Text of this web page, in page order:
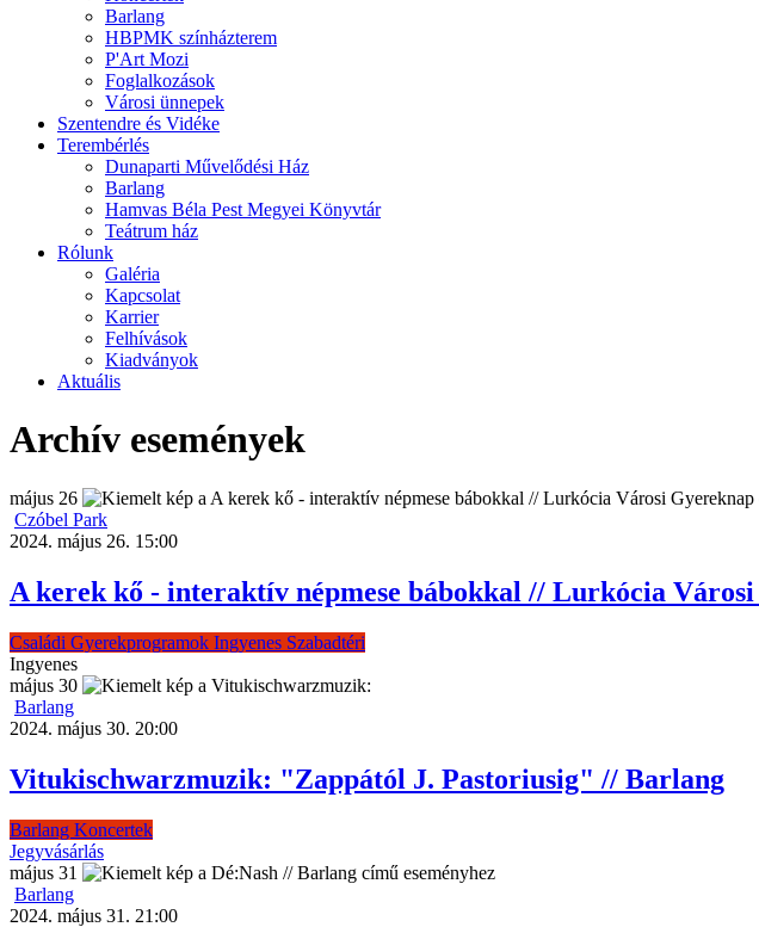
Barlang
HBPMK színházterem
P'Art Mozi
Foglalkozások
Városi ünnepek
Szentendre és Vidéke
Terembérlés
Dunaparti Művelődési Ház
Barlang
Hamvas Béla Pest Megyei Könyvtár
Teátrum ház
Rólunk
Galéria
Kapcsolat
Karrier
Felhívások
Kiadványok
Aktuális
Archív események
május 26
Czóbel Park
2024. május 26. 15:00
A kerek kő - interaktív népmese bábokkal // Lurkócia
Családi Gyerekprogramok Ingyenes Szabadtéri
Ingyenes
május 30
Barlang
2024. május 30. 20:00
Vitukischwarzmuzik: "Zappától J. Pastoriusig" // Barlang
Barlang Koncertek
Jegyvásárlás
május 31
Barlang
2024. május 31. 21:00